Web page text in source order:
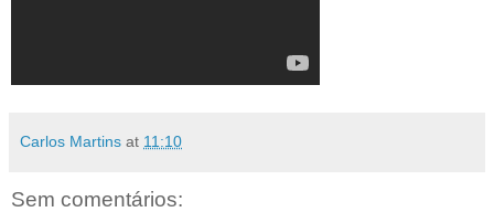
Carlos Martins at 11:10
Sem comentários: